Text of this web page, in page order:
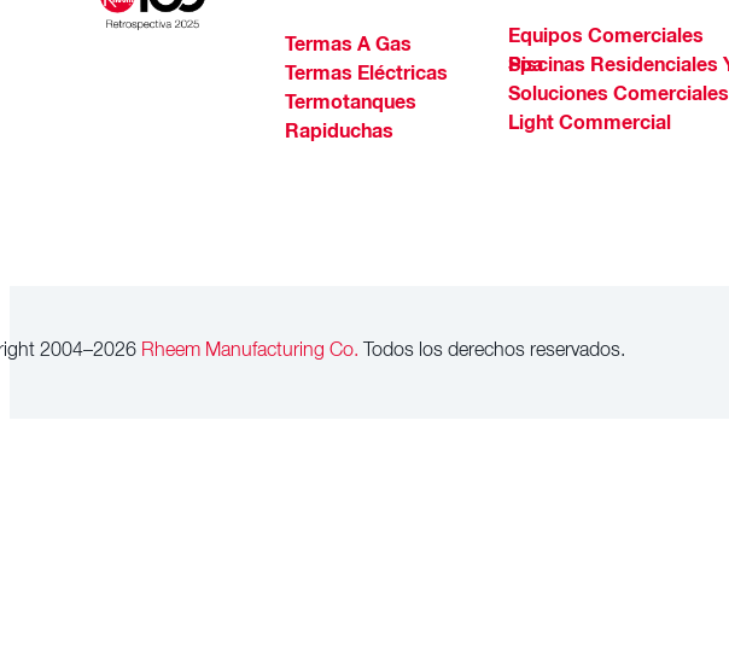
Termas A Gas
Termas Eléctricas
Termotanques
Rapiduchas
Equipos Comerciales
Piscinas Residenciales Y Spa
Soluciones Comerciales
Light Commercial
2004–2026Rheem Manufacturing Co. Todos los derechos reservados.